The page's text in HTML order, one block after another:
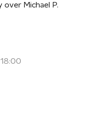
over Michael P.